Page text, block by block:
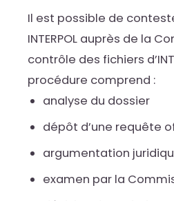
Il est possible de
INTERPOL auprès de la
contrôle des fichiers
procédure comprend :
analyse du dossier
dépôt d’une requête
argumentation
examen par la